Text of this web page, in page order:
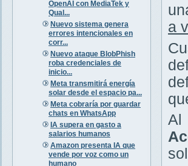
OpenAI con MediaTek y
Qual...
Nuevo sistema genera
errores intencionales en
corr...
Nuevo ataque BlobPhish
roba credenciales de
inicio...
Meta transmitirá energía
solar desde el espacio pa...
Meta cobraría por guardar
chats en WhatsApp
IA supera en gasto a
salarios humanos
Amazon presenta IA que
vende por voz como un
humano
a
Al